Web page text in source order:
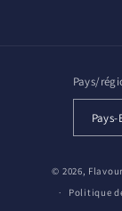
Pays/
© 2026,
Politique